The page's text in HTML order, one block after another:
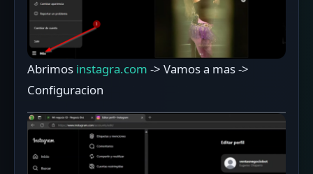
Abrimos instagra.com -> Vamos a mas ->
Configuracion